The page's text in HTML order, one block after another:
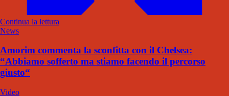
Continua la lettura
News
Amorim commenta la sconfitta con il Chelsea:
“Abbiamo sofferto ma stiamo facendo il percorso
giusto“
Video